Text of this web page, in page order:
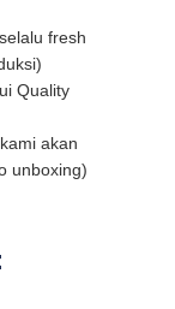
fresh
Quality
akan
unboxing)